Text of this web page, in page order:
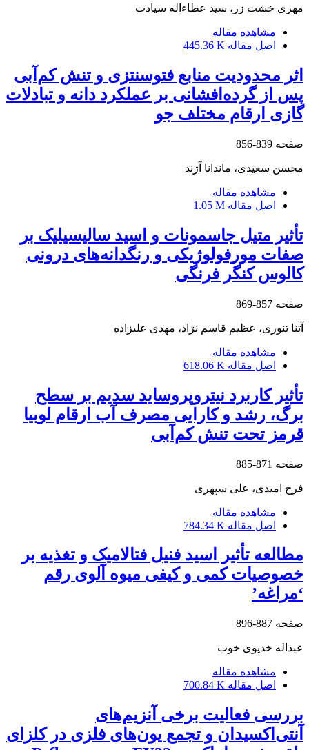
مهری خشت زر، سید عطاءاله سیادت
مشاهده مقاله
اصل مقاله 445.36 K
اثر محدودیت منابع فتوسنتزی و تنش کم‌آبی
پس از گرده‌افشانی بر عملکرد دانه و تبادلات
گازی ارقام مختلف جو
صفحه 839-856
محسن سعیدی، ماندانا آژند
مشاهده مقاله
اصل مقاله 1.05 M
تأثیر متیل‌ جاسمونات و اسید سالیسیلیک بر
صفات مورفولوژیکی و رنگدانه‌های درونی
کالوس کنگر فرنگی
صفحه 857-869
آتنا تنوری، عظیم قاسم نژاد، مهدی علیزاده
مشاهده مقاله
اصل مقاله 618.06 K
تأثیر کاربرد نیتروپروساید سدیم بر سطح
برگ، رشد و کارایی مصرف آب ارقام لوبیا
قرمز تحت تنش کم‌آبی
صفحه 871-885
فرخ امیدی، علی سپهری
مشاهده مقاله
اصل مقاله 784.34 K
مطالعه تأثیر اسید فنیل‌ فتالامیک و تغذیه بر
خصوصیات کمی و کیفی میوه آلوی رقم
‘مراغه’
صفحه 887-896
عبداله خدیوی خوب
مشاهده مقاله
اصل مقاله 700.84 K
بررسی فعالیت برخی آنزیم‌های
آنتی‌اکسیدان و تجمع یون‌های فلزی در کلزای